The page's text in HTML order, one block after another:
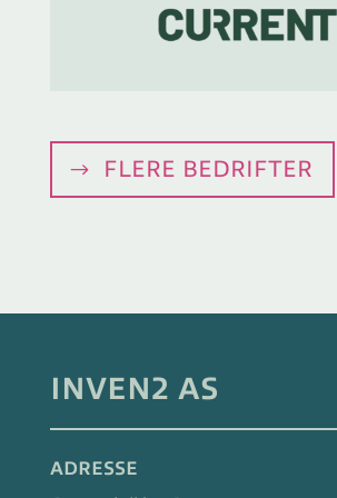
FLERE BEDRIFTER
INVEN2 AS
ADRESSE